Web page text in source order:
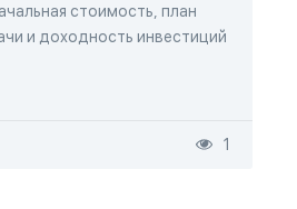
стоимость, план
и доходность инвестиций
1